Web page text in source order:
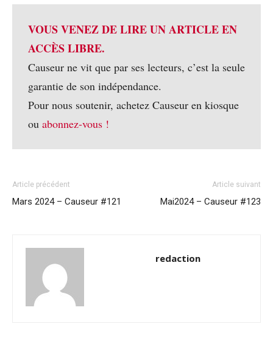
VOUS VENEZ DE LIRE UN ARTICLE EN
ACCÈS LIBRE.
Causeur ne vit que par ses lecteurs, c’est la seule
garantie de son indépendance.
Pour nous soutenir, achetez Causeur en kiosque
ou abonnez-vous !
Article précédent
Mars 2024 – Causeur #121
Article suivant
Mai2024 – Causeur #123
redaction